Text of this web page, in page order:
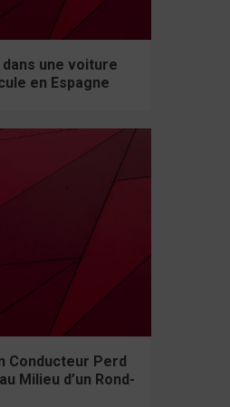
dans une voiture
en Espagne
Conducteur Perd
Milieu d’un Rond-